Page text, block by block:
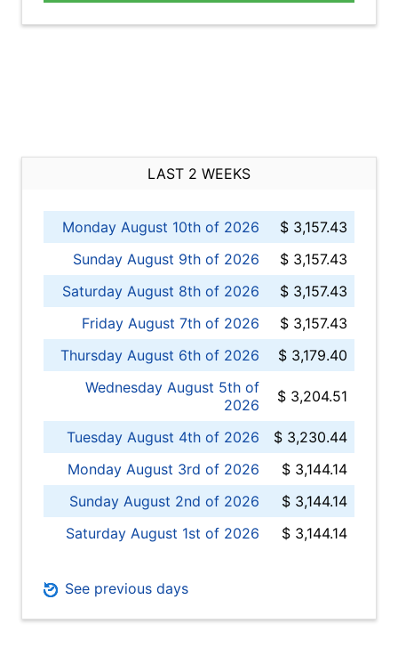
LAST 2 WEEKS
Monday August 10th of 2026
$ 3,157.43
Sunday August 9th of 2026
$ 3,157.43
Saturday August 8th of 2026
$ 3,157.43
Friday August 7th of 2026
$ 3,157.43
Thursday August 6th of 2026
$ 3,179.40
Wednesday August 5th of
2026
$ 3,204.51
Tuesday August 4th of 2026
$ 3,230.44
Monday August 3rd of 2026
$ 3,144.14
Sunday August 2nd of 2026
$ 3,144.14
Saturday August 1st of 2026
$ 3,144.14
See previous days